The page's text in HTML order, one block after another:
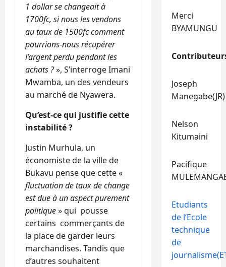
1 dollar se changeait à
1700fc, si nous les vendons
au taux de 1500fc comment
pourrions-nous récupérer
l’argent perdu pendant les
achats ?», S’interroge Imani
Mwamba, un des vendeurs
au marché de Nyawera.
Qu’est-ce qui justifie cette
instabilité ?
Justin Murhula, un
économiste de la ville de
Bukavu pense que cette «
fluctuation de taux de change
est due à un aspect purement
politique» qui pousse
certains commerçants de
la place de garder leurs
marchandises. Tandis que
d’autres souhaitent
Merci
BYAMUNGU
Joseph
Manegabe(JR)
Nelson
Kitumaini
Pacifique
Etudiants
de l’Ecole
technique
de